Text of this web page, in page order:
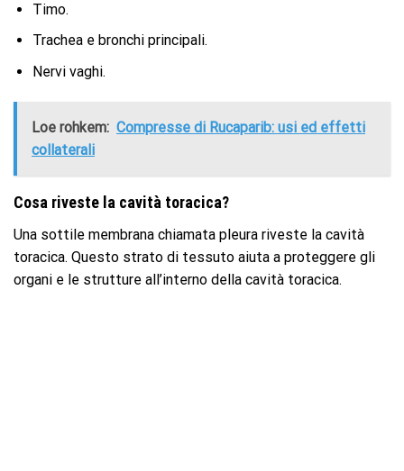
Timo.
Trachea e bronchi principali.
Nervi vaghi.
Loe rohkem: Compresse di Rucaparib: usi ed effetti
collaterali
Cosa riveste la cavità toracica?
Una sottile membrana chiamata pleura riveste la cavità
toracica. Questo strato di tessuto aiuta a proteggere gli
organi e le strutture all’interno della cavità toracica.